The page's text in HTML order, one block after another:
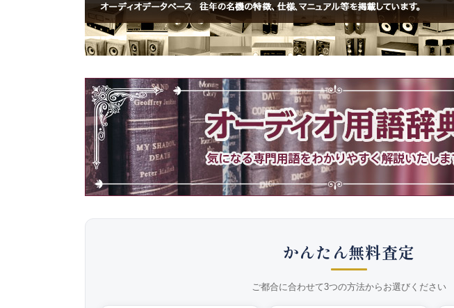
かんたん無料査定
ご都合に合わせて3つの方法からお選びください